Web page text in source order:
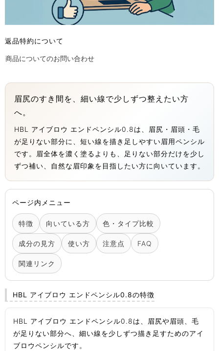
返品特約について
商品についてのお問い合わせ
眉尻のすき間を、細い線で少しずつ整えたい方
へ。
HBL アイブロウ エンドペンシル0.8は、眉尻・眉頭・毛
が足りない部分に、短い線を描き足しやすい眉用ペンシル
です。眉全体を濃く塗るよりも、足りない部分だけを少し
ずつ補い、自然な眉印象を目指したい方に向いています。
ページ内メニュー
特徴 向いている方 色・タイプ比較
成分の見方 使い方 注意点 FAQ
関連リンク
HBL アイブロウ エンドペンシル0.8の特徴
HBL アイブロウ エンドペンシル0.8は、眉尻や眉頭、毛
が足りない部分へ、細い線を少しずつ描き足すためのアイ
ブロウペンシルです。